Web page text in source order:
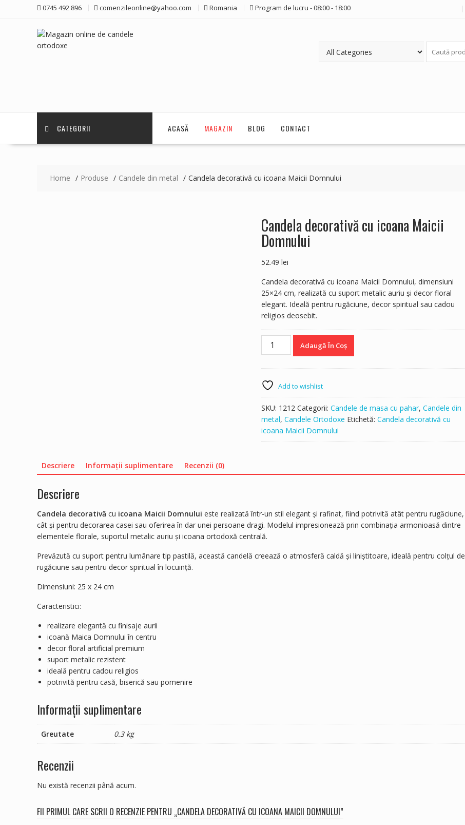
0745 492 896 comenzileonline@yahoo.com Romania Program de lucru - 08:00 - 18:00
CATEGORII ACASĂ MAGAZIN BLOG CONTACT
Home Produse Candele din metal Candela decorativă cu icoana Maicii Domnului
Candela decorativă cu icoana Maicii
Domnului
52.49 lei
Candela decorativă cu icoana Maicii Domnului, dimensiuni
25×24 cm, realizată cu suport metalic auriu și decor floral
elegant. Ideală pentru rugăciune, decor spiritual sau cadou
religios deosebit.
Cantitate
Candela
icoana
Maicii
Domnului
Adaugă În Coș
Add to wishlist
SKU: 1212 Categorii: Candele de masa cu pahar, Candele din
metal, Candele Ortodoxe Etichetă: Candela decorativă cu
icoana Maicii Domnului
Descriere Informații suplimentare Recenzii (0)
Descriere
Candela decorativă cu icoana Maicii Domnului este realizată într-un stil elegant și rafinat, fiind potrivită atât pentru rugăciune,
cât și pentru decorarea casei sau oferirea în dar unei persoane dragi. Modelul impresionează prin combinația armonioasă dintre
elementele florale, suportul metalic auriu și icoana ortodoxă centrală.
Prevăzută cu suport pentru lumânare tip pastilă, această candelă creează o atmosferă caldă și liniștitoare, ideală pentru colțul de
rugăciune sau pentru decor spiritual în locuință.
Dimensiuni: 25 x 24 cm
Caracteristici:
realizare elegantă cu finisaje aurii
icoană Maica Domnului în centru
decor floral artificial premium
suport metalic rezistent
ideală pentru cadou religios
potrivită pentru casă, biserică sau pomenire
Informații suplimentare
Greutate 0.3 kg
Recenzii
Nu există recenzii până acum.
FII PRIMUL CARE SCRII O RECENZIE PENTRU „CANDELA DECORATIVĂ CU ICOANA MAICII DOMNULUI”